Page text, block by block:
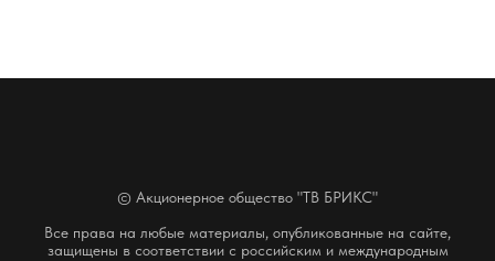
© Акционерное общество "ТВ БРИКС"
Все права на любые материалы, опубликованные на сайте,
защищены в соответствии с российским и международным